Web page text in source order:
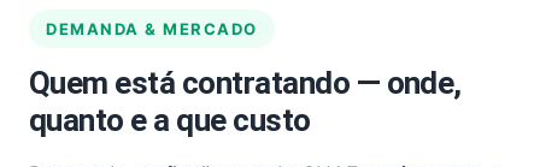
DEMANDA & MERCADO
Quem está contratando — onde,
quanto e a que custo